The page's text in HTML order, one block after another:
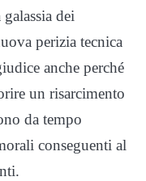
galassia dei
perizia tecnica
anche perché
un risarcimento
da tempo
conseguenti al